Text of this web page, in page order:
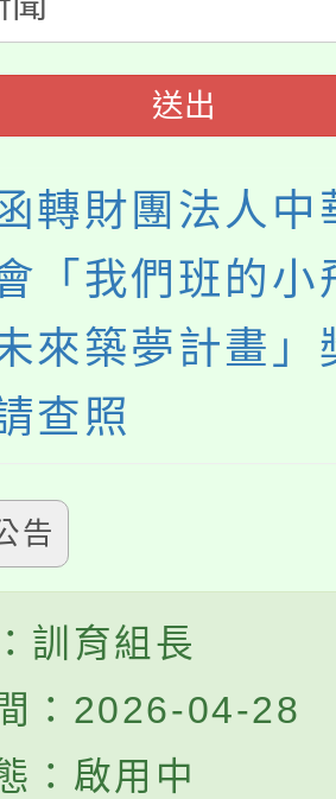
送出
轉財團法人中
「我們班的小
來築夢計畫」
查照
告
訓育組長
：2026-04-28
：啟用中